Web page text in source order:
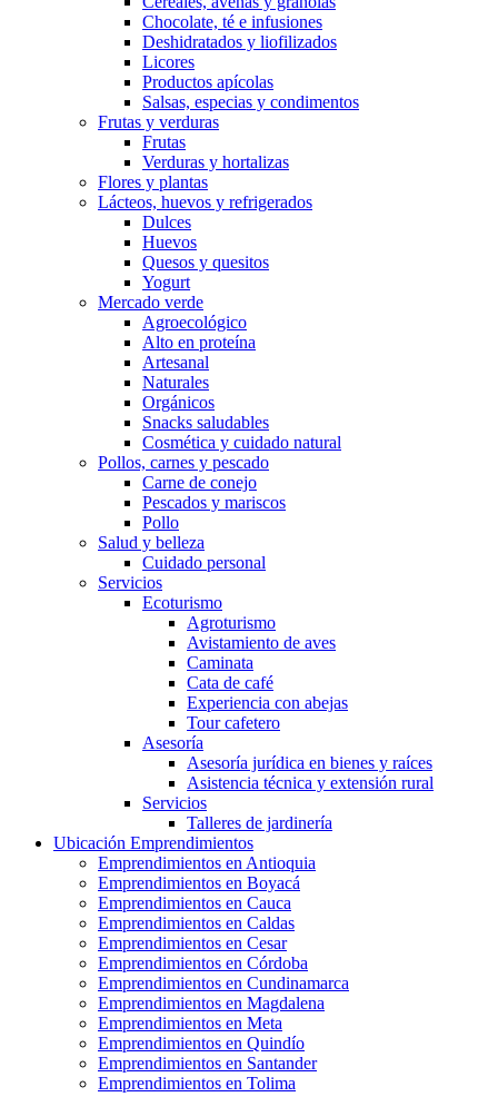
Chocolate, té e infusiones
Deshidratados y liofilizados
Licores
Productos apícolas
Salsas, especias y condimentos
Frutas y verduras
Frutas
Verduras y hortalizas
Flores y plantas
Lácteos, huevos y refrigerados
Dulces
Huevos
Quesos y quesitos
Yogurt
Mercado verde
Agroecológico
Alto en proteína
Artesanal
Naturales
Orgánicos
Snacks saludables
Cosmética y cuidado natural
Pollos, carnes y pescado
Carne de conejo
Pescados y mariscos
Pollo
Salud y belleza
Cuidado personal
Servicios
Ecoturismo
Agroturismo
Avistamiento de aves
Caminata
Cata de café
Experiencia con abejas
Tour cafetero
Asesoría
Asesoría jurídica en bienes y raíces
Asistencia técnica y extensión rural
Servicios
Talleres de jardinería
Ubicación Emprendimientos
Emprendimientos en Antioquia
Emprendimientos en Boyacá
Emprendimientos en Cauca
Emprendimientos en Caldas
Emprendimientos en Cesar
Emprendimientos en Córdoba
Emprendimientos en Cundinamarca
Emprendimientos en Magdalena
Emprendimientos en Meta
Emprendimientos en Quindío
Emprendimientos en Santander
Emprendimientos en Tolima